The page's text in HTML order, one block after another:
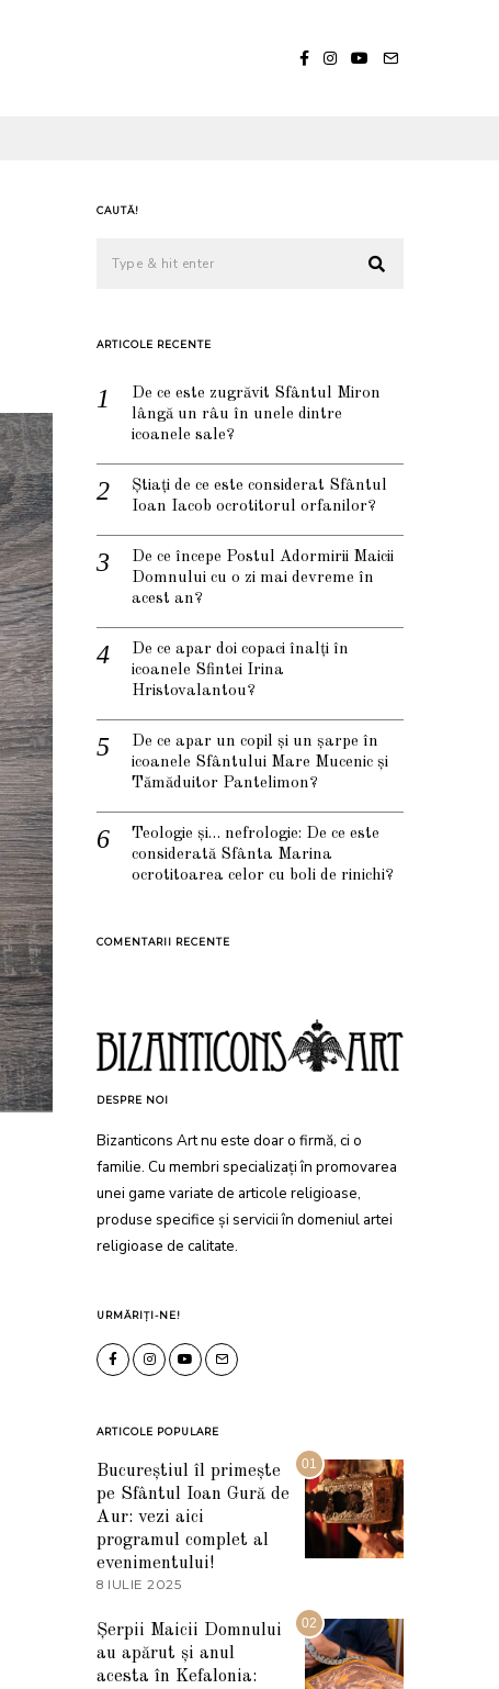
CAUTĂ!
ARTICOLE RECENTE
De ce este zugrăvit Sfântul Miron
lângă un râu în unele dintre
icoanele sale?
Știați de ce este considerat Sfântul
Ioan Iacob ocrotitorul orfanilor?
De ce începe Postul Adormirii Maicii
Domnului cu o zi mai devreme în
acest an?
De ce apar doi copaci înalți în
icoanele Sfintei Irina
Hristovalantou?
De ce apar un copil și un șarpe în
icoanele Sfântului Mare Mucenic și
Tămăduitor Pantelimon?
Teologie și… nefrologie: De ce este
considerată Sfânta Marina
ocrotitoarea celor cu boli de rinichi?
COMENTARII RECENTE
DESPRE NOI
Bizanticons Art nu este doar o firmă, ci o
familie. Cu membri specializați în promovarea
unei game variate de articole religioase,
produse specifice și servicii în domeniul artei
religioase de calitate.
URMĂRIȚI-NE!
ARTICOLE POPULARE
01
Bucureștiul îl primește
pe Sfântul Ioan Gură de
Aur: vezi aici
programul complet al
evenimentului!
8 IULIE 2025
U
L
I
02
Șerpii Maicii Domnului
au apărut și anul
acesta în Kefalonia: